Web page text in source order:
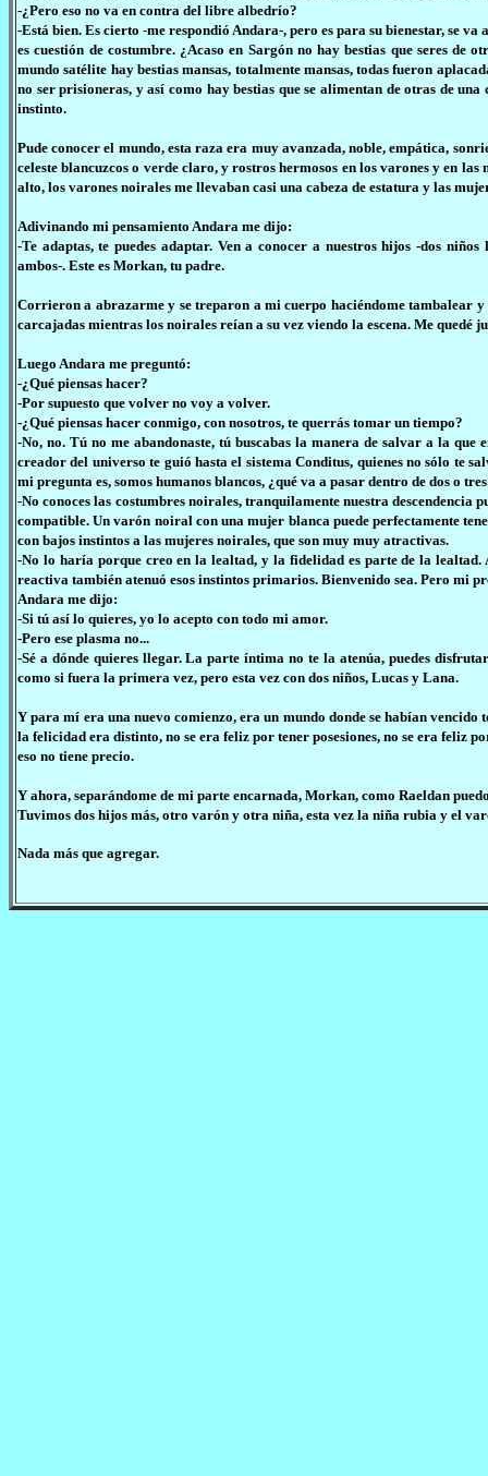
-¿Pero eso no va en contra del libre albedrío?
-Está bien. Es cierto -me respondió Andara-, pero es para su bienestar, se
es cuestión de costumbre. ¿Acaso en Sargón no hay bestias que seres
mundo satélite hay bestias mansas, totalmente mansas, todas fueron
no ser prisioneras, y así como hay bestias que se alimentan de otras de
instinto.
Pude conocer el mundo, esta raza era muy avanzada, noble, empática,
celeste blancuzcos o verde claro, y rostros hermosos en los varones y en
alto, los varones noirales me llevaban casi una cabeza de estatura y las
Adivinando mi pensamiento Andara me dijo:
-Te adaptas, te puedes adaptar. Ven a conocer a nuestros hijos -dos
ambos-. Este es Morkan, tu padre.
Corrieron a abrazarme y se treparon a mi cuerpo haciéndome tambalear y
carcajadas mientras los noirales reían a su vez viendo la escena. Me quedé
Luego Andara me preguntó:
-¿Qué piensas hacer?
-Por supuesto que volver no voy a volver.
-¿Qué piensas hacer conmigo, con nosotros, te querrás tomar un tiempo?
-No, no. Tú no me abandonaste, tú buscabas la manera de salvar a la
creador del universo te guió hasta el sistema Conditus, quienes no sólo te
mi pregunta es, somos humanos blancos, ¿qué va a pasar dentro de dos o
-No conoces las costumbres noirales, tranquilamente nuestra descendencia
compatible. Un varón noiral con una mujer blanca puede perfectamente
con bajos instintos a las mujeres noirales, que son muy muy atractivas.
-No lo haría porque creo en la lealtad, y la fidelidad es parte de la lealtad.
reactiva también atenuó esos instintos primarios. Bienvenido sea. Pero mi
Andara me dijo:
-Si tú así lo quieres, yo lo acepto con todo mi amor.
-Pero ese plasma no...
-Sé a dónde quieres llegar. La parte íntima no te la atenúa, puedes
como si fuera la primera vez, pero esta vez con dos niños, Lucas y Lana.
Y para mí era una nuevo comienzo, era un mundo donde se habían
la felicidad era distinto, no se era feliz por tener posesiones, no se era feliz
eso no tiene precio.
Y ahora, separándome de mi parte encarnada, Morkan, como Raeldan
Tuvimos dos hijos más, otro varón y otra niña, esta vez la niña rubia y el
Nada más que agregar.